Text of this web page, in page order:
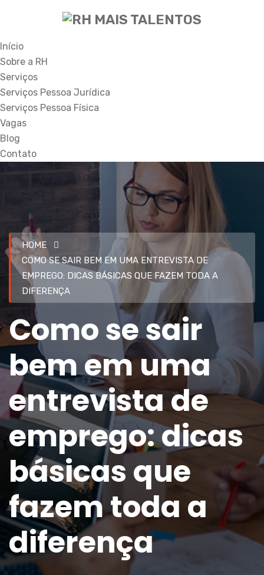
Início
Sobre a RH
Serviços
Serviços Pessoa Jurídica
Serviços Pessoa Física
Vagas
Blog
Contato
HOME
COMO SE SAIR BEM EM UMA ENTREVISTA DE
EMPREGO: DICAS BÁSICAS QUE FAZEM TODA A
DIFERENÇA
Como se sair
bem em uma
entrevista de
emprego: dicas
básicas que
fazem toda a
diferença